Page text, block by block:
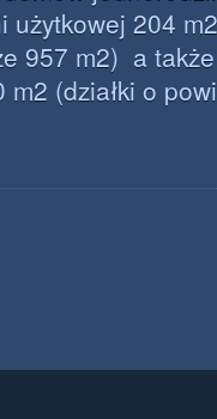
204
957 m2) a
(działki o